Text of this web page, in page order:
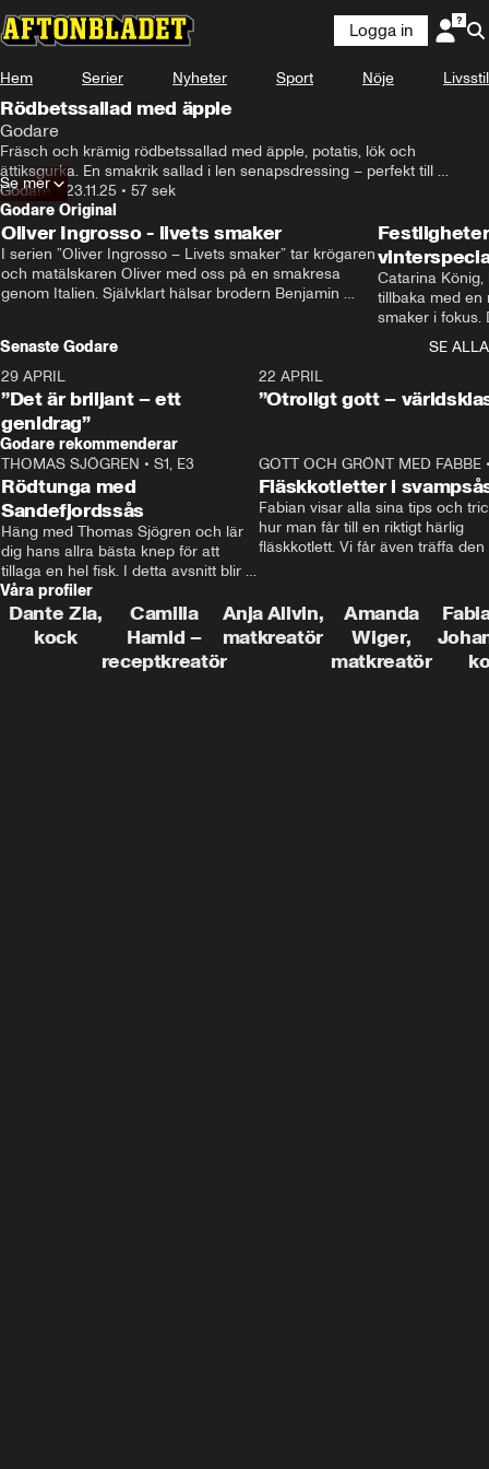
Logga in
Hem Serier Nyheter Sport Nöje Livsstil
Rödbetssallad med äpple
Godare
Fräsch och krämig rödbetssallad med äpple, potatis, lök och
ättiksgurka. En smakrik sallad i len senapsdressing – perfekt till
julbordet, buffén eller som tillbehör året runt. Enkel att göra och extra
god efter en natt i kylen.
Godare • 23.11.25 • 57 sek
Se mer
Godare Original
Oliver Ingrosso - livets smaker
I serien ”Oliver Ingrosso – Livets smaker” tar krögaren
och matälskaren Oliver med oss på en smakresa
genom Italien. Självklart hälsar brodern Benjamin
Catarina
tillbaka med en
smaker i fokus.
julfavoriter
Senaste Godare
SE ALLA
29 APRIL
”Det är briljant – ett
genidrag”
22 APRIL
”Otroligt gott –
Godare rekommenderar
THOMAS SJÖGREN • S1, E3
Rödtunga med
Sandefjordssås
Häng med Thomas Sjögren och lär
dig hans allra bästa knep för att
tillaga en hel fisk. I detta avsnitt blir
de helstekt rödtunga med
sandefjordssås och en magisk sallad
på pepparrot och äpple.
GOTT OCH GRÖNT MED FABBE
Fläskkotletter i
Fabian visar alla sina tips och
hur man får till en riktigt härlig
fläskkotlett. Vi får även träffa den
grisbonde på Gotland.
Våra profiler
Dante Zia,
kock
Camilla
Hamid –
receptkreatör
Anja Allvin,
matkreatör
Amanda
Wiger,
matkreatör